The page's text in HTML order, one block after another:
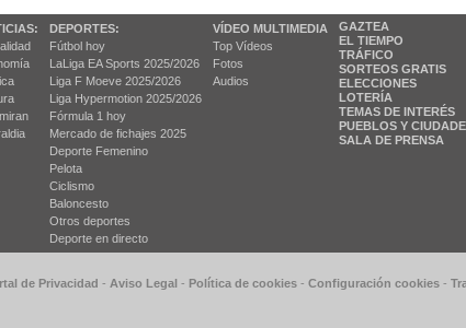
DEPORTES:
Fútbol hoy
LaLiga EA Sports 2025/2026
Liga F Moeve 2025/2026
Liga Hypermotion 2025/2026
Fórmula 1 hoy
Mercado de fichajes 2025
Deporte Femenino
Pelota
Ciclismo
Baloncesto
Otros deportes
Deporte en directo
VÍDEO MULTIMEDIA
Top Vídeos
Fotos
Audios
GAZTEA
EL TIEMPO
TRÁFICO
SORTEOS GRATIS
ELECCIONES
LOTERÍA
TEMAS DE INTERÉS
PUEBLOS Y
SALA DE PRENSA
de Privacidad - Aviso Legal - Política de cookies - Configuración cookies -